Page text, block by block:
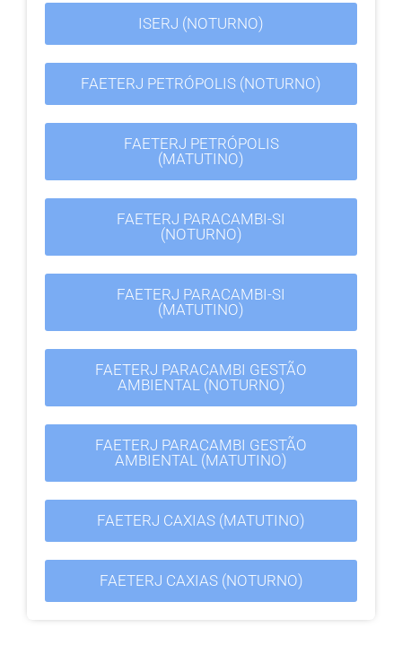
ISERJ (NOTURNO)
FAETERJ PETRÓPOLIS (NOTURNO)
FAETERJ PETRÓPOLIS
(MATUTINO)
FAETERJ PARACAMBI-SI
(NOTURNO)
FAETERJ PARACAMBI-SI
(MATUTINO)
FAETERJ PARACAMBI GESTÃO
AMBIENTAL (NOTURNO)
FAETERJ PARACAMBI GESTÃO
AMBIENTAL (MATUTINO)
FAETERJ CAXIAS (MATUTINO)
FAETERJ CAXIAS (NOTURNO)